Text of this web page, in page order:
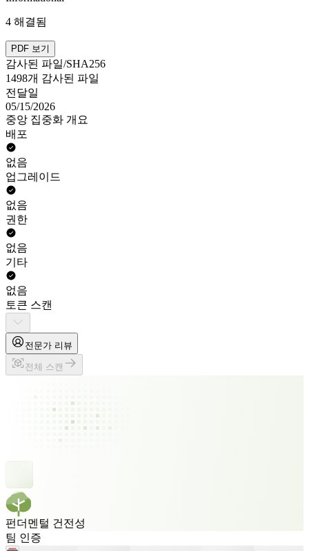
4 해결됨
PDF 보기
감사된 파일/SHA256
1498개 감사된 파일
전달일
05/15/2026
중앙 집중화 개요
배포
없음
업그레이드
없음
권한
없음
기타
없음
토큰 스캔
전문가 리뷰
전체 스캔
펀더멘털 건전성
팀 인증